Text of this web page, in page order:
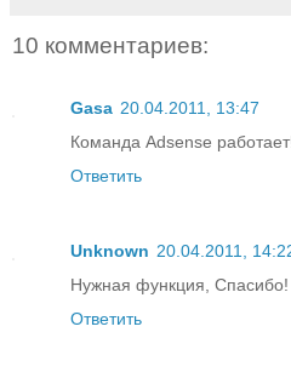
10 комментариев:
Gasa 20.04.2011, 13:47
Команда Adsense
Ответить
Unknown 20.04.2011,
Нужная функция, Спасибо!
Ответить